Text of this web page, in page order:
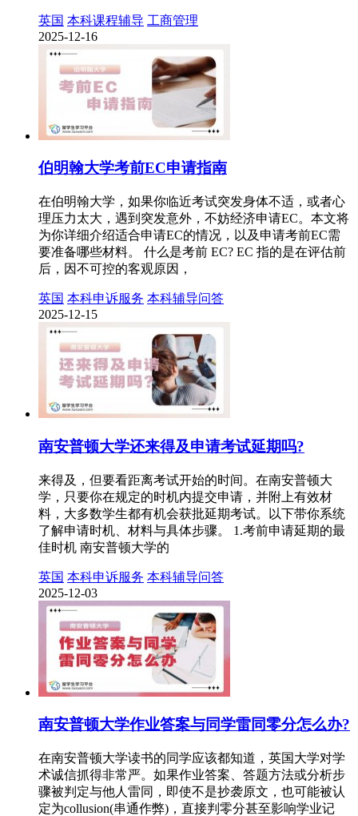
英国 本科课程辅导 工商管理
2025-12-16
伯明翰大学考前EC申请指南
在伯明翰大学，如果你临近考试突发身体不适，或者心
理压力太大，遇到突发意外，不妨经济申请EC。本文将
为你详细介绍适合申请EC的情况，以及申请考前EC需
要准备哪些材料。 什么是考前 EC? EC 指的是在评估前
后，因不可控的客观原因，
英国 本科申诉服务 本科辅导问答
2025-12-15
南安普顿大学还来得及申请考试延期吗?
来得及，但要看距离考试开始的时间。在南安普顿大
学，只要你在规定的时机内提交申请，并附上有效材
料，大多数学生都有机会获批延期考试。以下带你系统
了解申请时机、材料与具体步骤。 1.考前申请延期的最
佳时机 南安普顿大学的
英国 本科申诉服务 本科辅导问答
2025-12-03
南安普顿大学作业答案与同学雷同零分怎么办?
在南安普顿大学读书的同学应该都知道，英国大学对学
术诚信抓得非常严。如果作业答案、答题方法或分析步
骤被判定与他人雷同，即使不是抄袭原文，也可能被认
定为collusion(串通作弊)，直接判零分甚至影响学业记